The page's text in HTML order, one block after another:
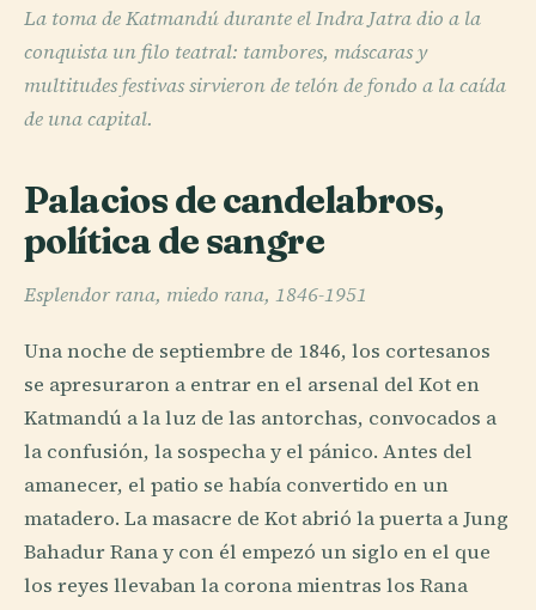
La toma de Katmandú durante el Indra Jatra dio a la
conquista un filo teatral: tambores, máscaras y
multitudes festivas sirvieron de telón de fondo a la caída
de una capital.
Palacios de candelabros,
política de sangre
Esplendor rana, miedo rana, 1846-1951
Una noche de septiembre de 1846, los cortesanos
se apresuraron a entrar en el arsenal del Kot en
Katmandú a la luz de las antorchas, convocados a
la confusión, la sospecha y el pánico. Antes del
amanecer, el patio se había convertido en un
matadero. La masacre de Kot abrió la puerta a Jung
Bahadur Rana y con él empezó un siglo en el que
los reyes llevaban la corona mientras los Rana